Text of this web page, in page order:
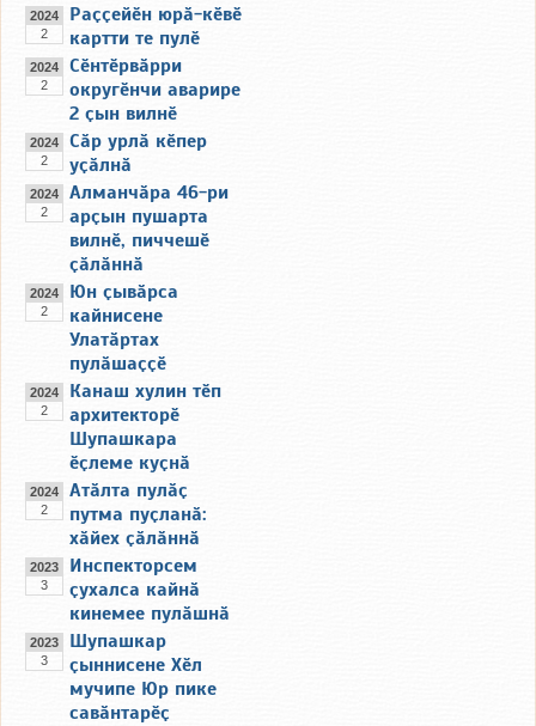
2024
2
Раҫҫейӗн юрӑ-кӗвӗ
картти те пулӗ
2024
2
Сӗнтӗрвӑрри
округӗнчи аварире
2 ҫын вилнӗ
2024
2
Сӑр урлӑ кӗпер
уҫӑлнӑ
2024
2
Алманчӑра 46-ри
арҫын пушарта
вилнӗ, пиччешӗ
ҫӑлӑннӑ
2024
2
Юн ҫывӑрса
кайнисене
Улатӑртах
пулӑшаҫҫӗ
2024
2
Канаш хулин тӗп
архитекторӗ
Шупашкара
ӗҫлеме куҫнӑ
2024
2
Атӑлта пулӑҫ
путма пуҫланӑ:
хӑйех ҫӑлӑннӑ
2023
3
Инспекторсем
ҫухалса кайнӑ
кинемее пулӑшнӑ
2023
3
Шупашкар
ҫыннисене Хӗл
мучипе Юр пике
савӑнтарӗҫ